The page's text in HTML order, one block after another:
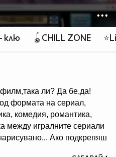
клю 🪀CHILL ZONE
ли? Да бе,да!
формата на сериал,
комедия, романтика,
между игралните сериали
Ако подкрепяш